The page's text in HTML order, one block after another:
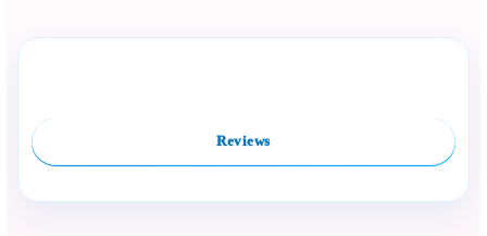
Reviews